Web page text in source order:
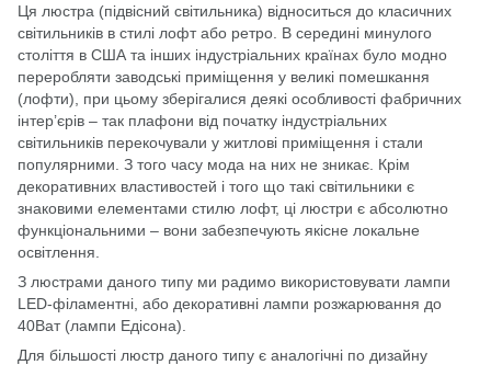
Ця люстра (підвісний світильника) відноситься до класичних
світильників в стилі лофт або ретро. В середині минулого
століття в США та інших індустріальних країнах було модно
переробляти заводські приміщення у великі помешкання
(лофти), при цьому зберігалися деякі особливості фабричних
інтер’єрів – так плафони від початку індустріальних
світильників перекочували у житлові приміщення і стали
популярними. З того часу мода на них не зникає. Крім
декоративних властивостей і того що такі світильники є
знаковими елементами стилю лофт, ці люстри є абсолютно
функціональними – вони забезпечують якісне локальне
освітлення.
З люстрами даного типу ми радимо використовувати лампи
LED-філаментні, або декоративні лампи розжарювання до
40Ват (лампи Едісона).
Для більшості люстр даного типу є аналогічні по дизайну